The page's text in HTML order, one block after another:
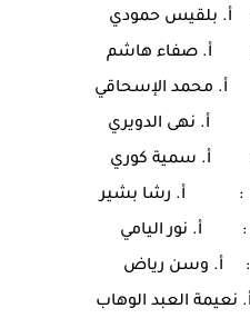
: أ. بلقيس حمودي
: أ. صفاء هاشم
أ. محمد الإسحاقي
: أ. نهى الدويري
: أ. سمية كوري
: أ. رشا بشير
: أ. نور اليامي
: أ. وسن رياض
نعيمة العبد الوهاب